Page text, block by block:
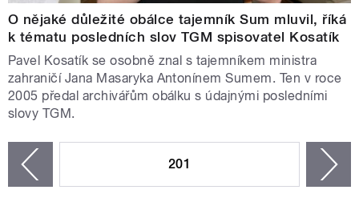
O nějaké důležité obálce tajemník Sum mluvil, říká
k tématu posledních slov TGM spisovatel Kosatík
Pavel Kosatík se osobně znal s tajemníkem ministra
zahraničí Jana Masaryka Antonínem Sumem. Ten v roce
2005 předal archivářům obálku s údajnými posledními
slovy TGM.
201